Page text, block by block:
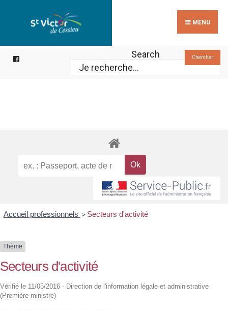
MENU
Search Chercher
Accueil professionnels > Secteurs d'activité
Thème
Secteurs d'activité
Vérifié le 11/05/2016 - Direction de l'information légale et administrative
(Première ministre)
for: